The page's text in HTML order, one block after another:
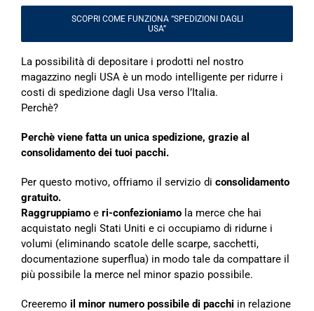
SCOPRI COME FUNZIONA “SPEDIZIONI DAGLI
USA”
La possibilità di depositare i prodotti nel nostro
magazzino negli USA è un modo intelligente per ridurre i
costi di spedizione dagli Usa verso l’Italia.
Perchè?
Perchè viene fatta un unica spedizione, grazie al
consolidamento dei tuoi pacchi.
Per questo motivo, offriamo il servizio di consolidamento
gratuito.
Raggruppiamo e ri-confezioniamo la merce che hai
acquistato negli Stati Uniti e ci occupiamo di ridurne i
volumi (eliminando scatole delle scarpe, sacchetti,
documentazione superflua) in modo tale da compattare il
più possibile la merce nel minor spazio possibile.
Creeremo il minor numero possibile di pacchi in relazione